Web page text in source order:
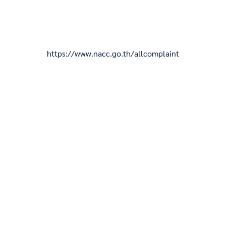
https://www.nacc.go.th/allcomplaint